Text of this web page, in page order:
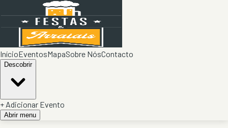
InícioEventosMapaSobre NósContacto
Descobrir
+ Adicionar Evento
Abrir menu